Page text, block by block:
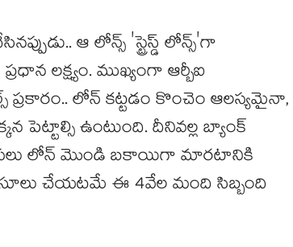
ఆ లోన్స్ 'స్ట్రెస్డ్ లోన్స్'గా
లక్ష్యం. ముఖ్యంగా ఆర్బీఐ
ప్రకారం.. లోన్ కట్టడం కొంచెం ఆలస్యమైనా,
పెట్టాల్సి ఉంటుంది. దీనివల్ల బ్యాంక్
లోన్ మెుండి బకాయిగా మారటానికి
చేయటమే ఈ 4వేల మంది సిబ్బంది